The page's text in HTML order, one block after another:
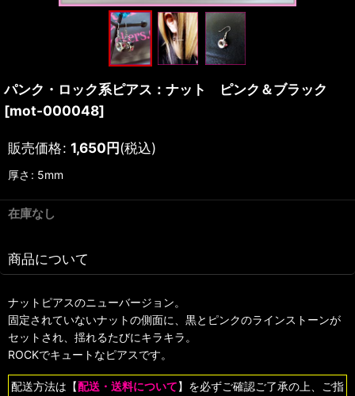
パンク・ロック系ピアス：ナット ピンク＆ブラック
[mot-000048]
販売価格: 1,650円(税込)
厚さ : 5mm
在庫なし
商品について
ナットピアスのニューバージョン。
固定されていないナットの側面に、黒とピンクのラインストーンが
セットされ、揺れるたびにキラキラ。
ROCKでキュートなピアスです。
配送方法は【配送・送料について】を必ずご確認ご了承の上、ご指